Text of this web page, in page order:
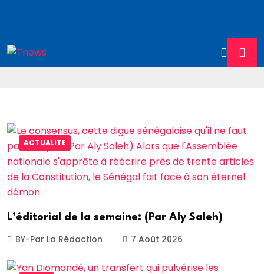
ACTUALITE
L’éditorial de la semaine: (Par Aly Saleh)
BY-Par La Rédaction 7 Août 2026